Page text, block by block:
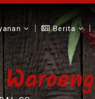
Berita